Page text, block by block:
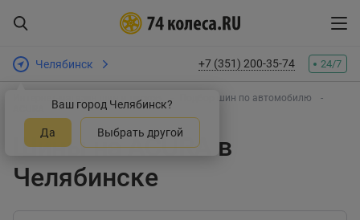
Челябинск
Ваш город Челябинск?
Да Выбрать другой
+7 (351) 200-35-74 24/7
Интернет-магазин шин и дисков
Подбор шин по автомобилю
Шины на ACURA в
Челябинске